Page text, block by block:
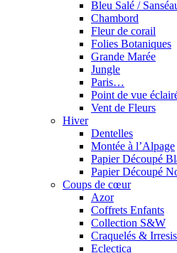
Bleu Salé /
Chambord
Fleur de corail
Folies Botaniques
Grande Marée
Jungle
Paris…
Point de vue
Vent de Fleurs
Hiver
Dentelles
Montée à l’Alpage
Papier Découpé
Papier Découpé
Coups de cœur
Azor
Coffrets Enfants
Collection S&W
Craquelés &
Eclectica